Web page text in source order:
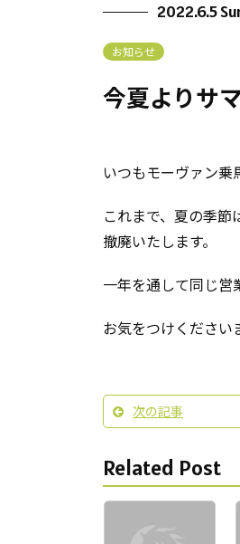
2022.6.5
お知らせ
今夏よりサ
いつもモーヴァン乗
これまで、夏の季節
撤廃いたします。
一年を通して同じ営
お気をつけください
次の記事
Related Post